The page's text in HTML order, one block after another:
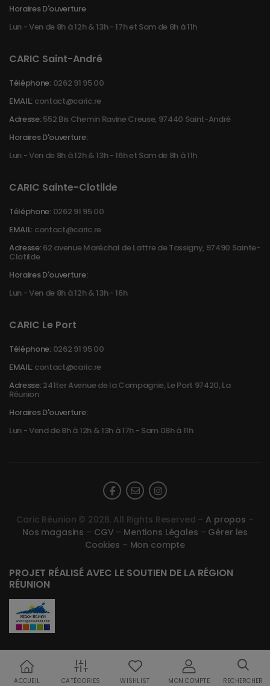
Horaires D'ouverture
Lun - Ven de 8h à 12h & 13h - 17h et Sam de 8h à 11h
CARIC Saint-André
Téléphone: 0262 91 95 00
EMAIL: contact@caric.re
Adresse:552 Bis Chemin Ravine Creuse, 97440 Saint-André
Horaires D'ouverture:
Lun - Ven de 8h à 12h & 13h - 16h et Sam de 8h à 11h
CARIC Sainte-Clotilde
Téléphone: 0262 91 95 00
EMAIL: contact@caric.re
Adresse:62 avenue Maréchal de Lattre de Tassigny, 97490 Sainte-
Clotilde
Horaires D'ouverture:
Lun - Ven de 8h à 12h & 13h - 16h
CARIC Le Port
Téléphone: 0262 91 95 00
EMAIL: contact@caric.re
Adresse:241ter Avenue de la Compagnie, Le Port 97420, La
Réunion
Horaires D'ouverture:
Lun - Vend de 8h à 12h & 13h à 17h - Sam 08h à 11h
Caric Réunion © 2026. All Rights Reserved – A propos –
Nos magasins – CGV – Mentions Légales – Gérer les
Cookies – Mon compte
PROJET RÉALISÉ AVEC LE SOUTIEN DE LA RÉGION
RÉUNION
ACCUEIL CATÉGORIES WISHLIST MON COMPTE RECHERCHER